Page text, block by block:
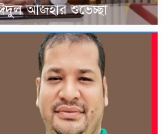
ঈদুল আজহার শুভেচ্ছা